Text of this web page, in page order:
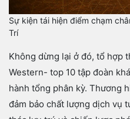
Sự kiện tái hiện điểm chạm
Trí
Không dừng lại ở đó, tổ hợp
Western- top 10 tập đoàn
hành tổng phân kỳ. Thương
đảm bảo chất lượng dịch vụ